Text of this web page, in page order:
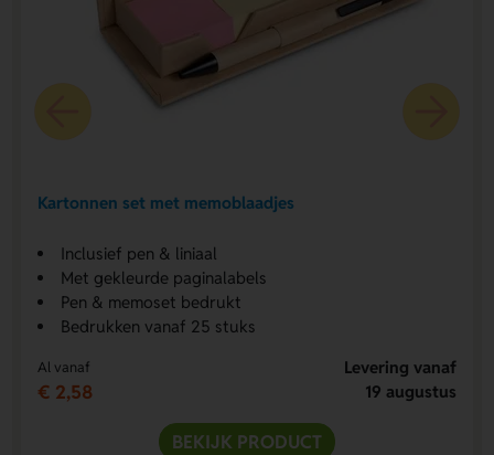
Kartonnen set met memoblaadjes
Inclusief pen & liniaal
Met gekleurde paginalabels
Pen & memoset bedrukt
Bedrukken vanaf 25 stuks
Al vanaf
€ 2,58
Levering vanaf
19 augustus
BEKIJK PRODUCT